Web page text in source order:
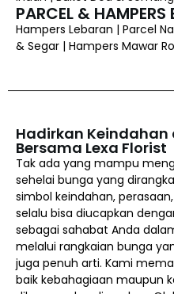
PARCEL & HAMPERS
Hampers Lebaran | Parcel
& Segar | Hampers Mawar
Hadirkan
Bersama Lexa Florist
Tak ada yang mampu
sehelai bunga yang
simbol keindahan,
selalu bisa diucapkan
sebagai sahabat Anda
melalui rangkaian bunga
juga penuh arti. Kami
baik kebahagiaan maupun